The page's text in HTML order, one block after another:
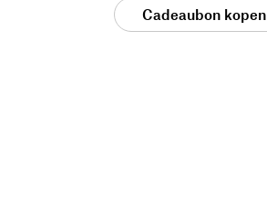
Cadeaubon kopen